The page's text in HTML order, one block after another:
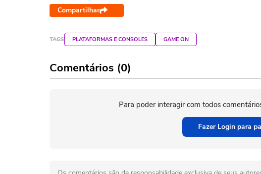
Compartilhar
TAGS PLATAFORMAS E CONSOLES GAME ON
Comentários (0)
Para poder interagir com todos
Fazer Login para